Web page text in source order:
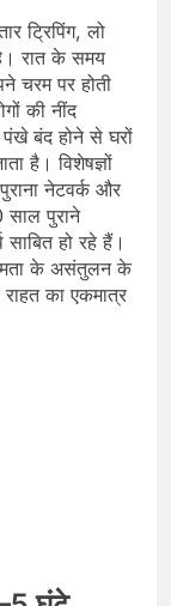
ट्रिपिंग, लो
रात के समय
चरम पर होती
की नींद
पंखे बंद होने से घरों
है। विशेषज्ञों
नेटवर्क और
पुराने
हो रहे हैं।
के असंतुलन के
का एकमात्र